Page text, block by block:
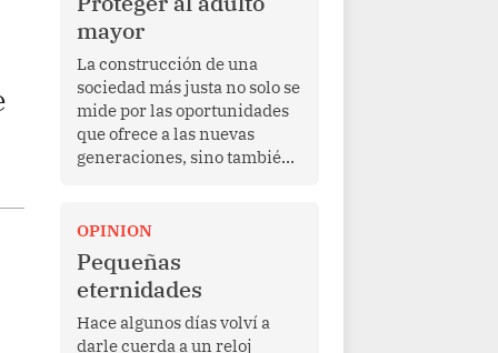
mayor
La construcción de una
sociedad más justa no solo se
mide por las oportunidades
que ofrece a las nuevas
generaciones, sino también
de una vida de esfuerzo y
trabajo, afrontan la vejez en
condiciones de
vulnerabilidad. El anuncio
formulado por la presidenta
de la república, Keiko
OPINION
Pequeñas
eternidades
Hace algunos días volví a
darle cuerda a un reloj